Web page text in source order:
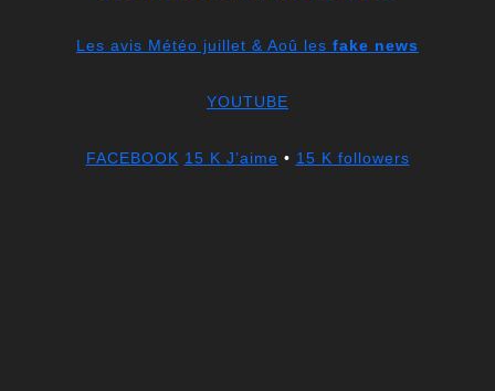
Les avis Météo juillet & Aoû les fake news
YOUTUBE
FACEBOOK 15 K J’aime • 15 K followers